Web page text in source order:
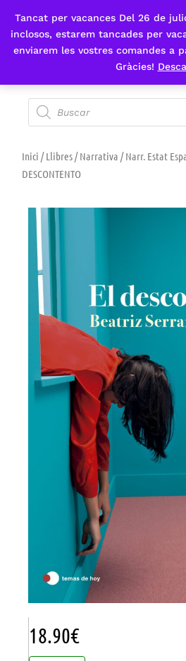
Tancat per vacances Del 26 de
inclosos, estarem tancades per
enviarem les vostres comandes a
Gràcies!
Fes-te'n sòcia
Inici /Llibres/Narrativa /Narr. Estat
DESCONTENTO
18.90€